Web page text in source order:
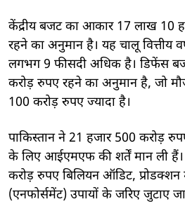
केंद्रीय बजट का आकार 17 लाख 10
रहने का अनुमान है। यह चालू वित्तीय
लगभग 9 फीसदी अधिक है। डिफेंस
करोड़ रुपए रहने का अनुमान है, जो
100 करोड़ रुपए ज्यादा है।
पाकिस्तान ने 21 हजार 500 करोड़
के लिए आईएमएफ की शर्तें मान ली
करोड़ रुपए बिलियन ऑडिट, प्रोडक्शन
(एनफोर्समेंट) उपायों के जरिए जुटाए